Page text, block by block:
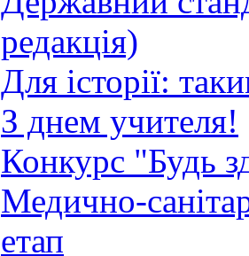
редакція)
Для історії:
З днем учителя!
Конкурс "Будь
Медично-
етап